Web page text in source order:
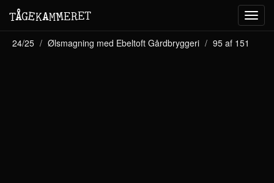
TÅGEKAMMERET
24/25 Ølsmagning med Ebeltoft Gårdbryggeri 95 af 151